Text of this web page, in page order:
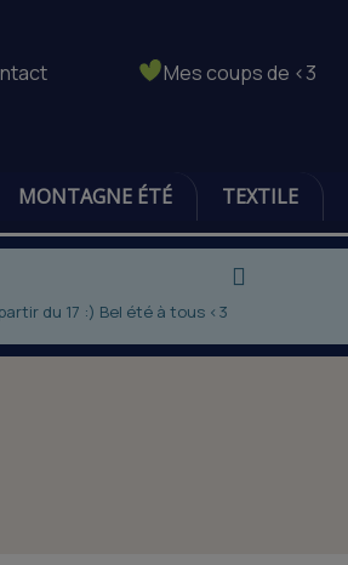
Mes coups de <3
MONTAGNE ÉTÉ TEXTILE
du 17 :) Bel été à tous <3